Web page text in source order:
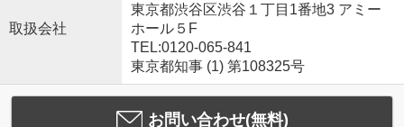
取扱会社
東京都渋谷区渋谷１丁目1番地3 アミー
ホール５F
TEL:0120-065-841
東京都知事 (1) 第108325号
お問い合わせ(無料)